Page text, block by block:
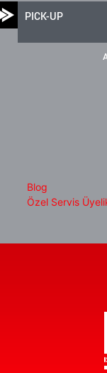
PICK-UP
Blog
Özel Servis